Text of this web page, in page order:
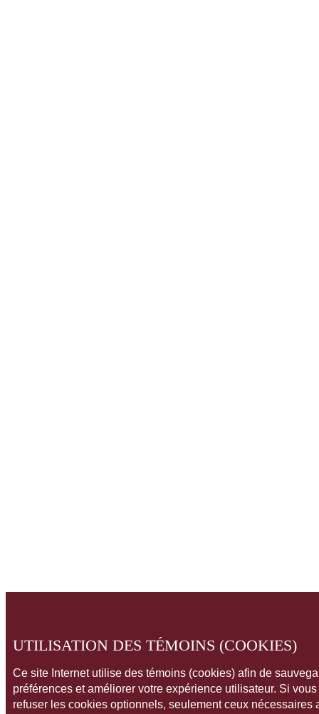
UTILISATION DES TÉMOINS (COOKIES)
Ce site Internet utilise des témoins (cookies) afin de
préférences et améliorer votre expérience utilisateur. Si
refuser les cookies optionnels, seulement ceux nécessaires